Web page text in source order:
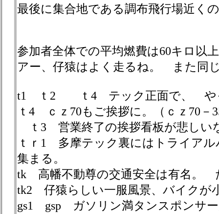
最後に集合地である調布飛行場近く
参加者全体での平均燃費は60キロ以
アー、仔猿はよく走るね。 また同
t1 ｔ2 ｔ4 テック正面で、 やっ
ｔ4 ｃｚ70もご挨拶に。（ｃｚ70－
ｔ3 営業終了の挨拶看板が悲しい
ｔｒ1 多摩テック裏にはトライア
集まる。
tk 高幡不動尊の交通安全は有名。
tk2 仔猿らしい一服風景、バイクが
gs1 gsp ガソリン満タンスポンサ